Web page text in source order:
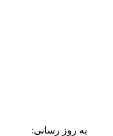
به روز رسانی: